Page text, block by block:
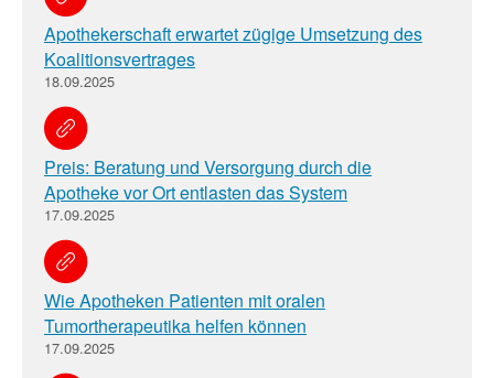
Apothekerschaft erwartet zügige Umsetzung des
Koalitionsvertrages
18.09.2025
Preis: Beratung und Versorgung durch die
Apotheke vor Ort entlasten das System
17.09.2025
Wie Apotheken Patienten mit oralen
Tumortherapeutika helfen können
17.09.2025